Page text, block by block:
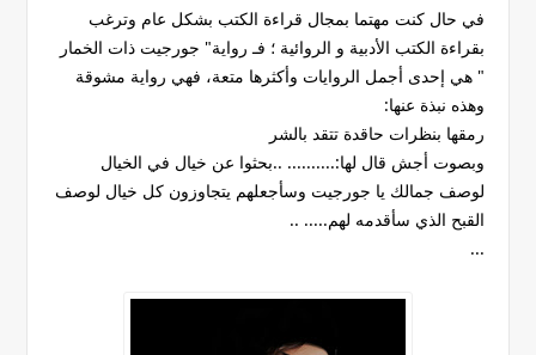
في حال كنت مهتما بمجال قراءة الكتب بشكل عام وترغب
بقراءة الكتب الأدبية و الروائية ؛ فـ رواية" جورجيت ذات الخمار
" هي إحدى أجمل الروايات وأكثرها متعة، فهي رواية مشوقة
وهذه نبذة عنها:
رمقها بنظرات حاقدة تتقد بالشر
وبصوت أجش قال لها:.......... ..بحثوا عن خيال في الخيال
لوصف جمالك يا جورجيت وسأجعلهم يتجاوزون كل خيال لوصف
القبح الذي سأقدمه لهم..... ..
...